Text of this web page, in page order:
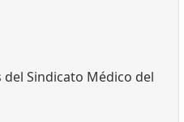
Sindicato Médico del